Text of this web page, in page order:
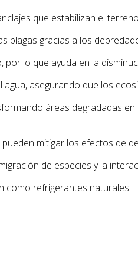
que estabilizan el
gracias a los
lo que ayuda en la
asegurando que los
áreas degradadas
mitigar los efectos de
de especies y la
como refrigerantes naturales.